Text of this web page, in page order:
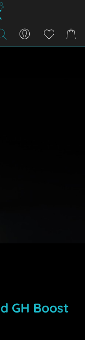
GH Boost